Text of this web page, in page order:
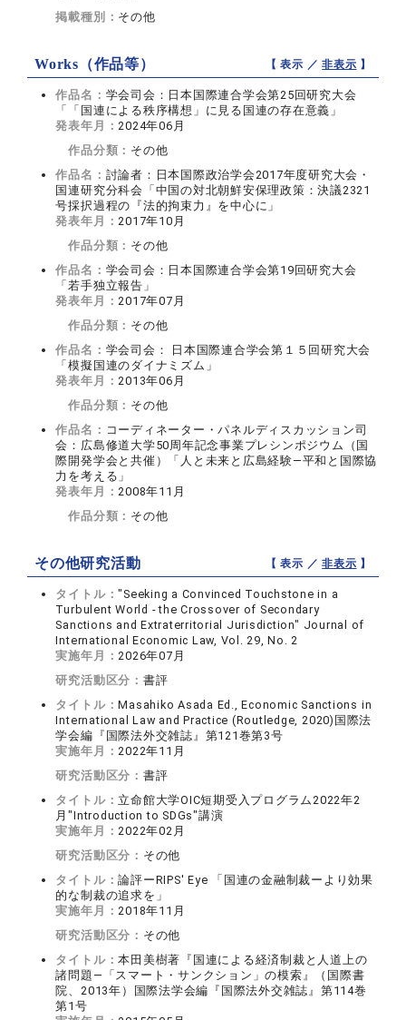
掲載種別： その他
Works（作品等） 【 表示 ／非表示 】
作品名： 学会司会：日本国際連合学会第25回研究大会
「「国連による秩序構想」に見る国連の存在意義」
発表年月： 2024年06月
作品分類： その他
作品名： 討論者：日本国際政治学会2017年度研究大会・
国連研究分科会「中国の対北朝鮮安保理政策：決議2321
号採択過程の『法的拘束力』を中心に」
発表年月： 2017年10月
作品分類： その他
作品名： 学会司会：日本国際連合学会第19回研究大会
「若手独立報告」
発表年月： 2017年07月
作品分類： その他
作品名： 学会司会： 日本国際連合学会第１５回研究大会
「模擬国連のダイナミズム」
発表年月： 2013年06月
作品分類： その他
作品名： コーディネーター・パネルディスカッション司
会：広島修道大学50周年記念事業プレシンポジウム（国
際開発学会と共催）「人と未来と広島経験―平和と国際協
力を考える」
発表年月： 2008年11月
作品分類： その他
その他研究活動 【 表示 ／非表示 】
タイトル："Seeking a Convinced Touchstone in a
Turbulent World - the Crossover of Secondary
Sanctions and Extraterritorial Jurisdiction" Journal of
International Economic Law, Vol. 29, No. 2
実施年月： 2026年07月
研究活動区分： 書評
タイトル：Masahiko Asada Ed., Economic Sanctions in
International Law and Practice (Routledge, 2020)国際法
学会編『国際法外交雑誌』第121巻第3号
実施年月： 2022年11月
研究活動区分： 書評
タイトル： 立命館大学OIC短期受入プログラム2022年2
月"Introduction to SDGs"講演
実施年月： 2022年02月
研究活動区分： その他
タイトル：論評ーRIPS' Eye 「国連の金融制裁ーより効果
的な制裁の追求を」
実施年月： 2018年11月
研究活動区分： その他
タイトル：本田美樹著『国連による経済制裁と人道上の
諸問題―「スマート・サンクション」の模索』（国際書
院、2013年）国際法学会編『国際法外交雑誌』第114巻
第1号